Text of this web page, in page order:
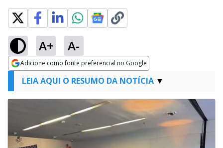
A+ A-
Adicione como fonte preferencial no Google
Opens in new window
LEIA AQUI O RESUMO DA NOTÍCIA